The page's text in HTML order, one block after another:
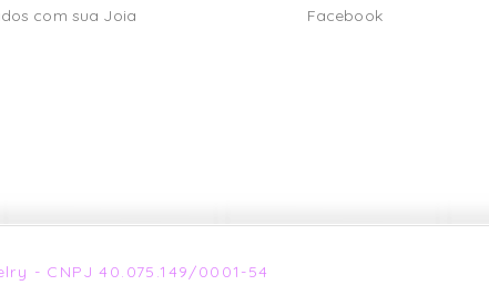
com sua Joia Facebook
- CNPJ 40.075.149/0001-54